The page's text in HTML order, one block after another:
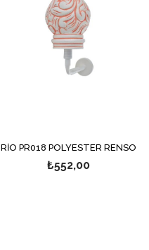
RİO PR018 POLYESTER RENSO
₺552,00